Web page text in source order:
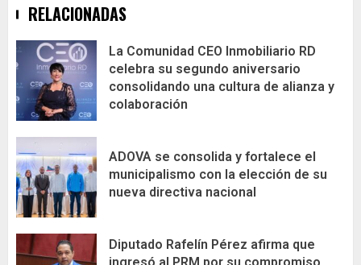
RELACIONADAS
La Comunidad CEO Inmobiliario RD
celebra su segundo aniversario
consolidando una cultura de alianza y
colaboración
ADOVA se consolida y fortalece el
municipalismo con la elección de su
nueva directiva nacional
Diputado Rafelín Pérez afirma que